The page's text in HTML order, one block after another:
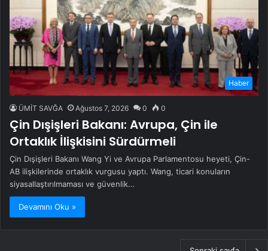
Haber
ÜMİT SAVĞA Ağustos 7, 2026 0 0
Çin Dışişleri Bakanı: Avrupa, Çin ile
Ortaklık İlişkisini Sürdürmeli
Çin Dışişleri Bakanı Wang Yi ve Avrupa Parlamentosu heyeti, Çin-
AB ilişkilerinde ortaklık vurgusu yaptı. Wang, ticari konuların
siyasallaştırılmaması ve güvenlik…
Devamını Oku »